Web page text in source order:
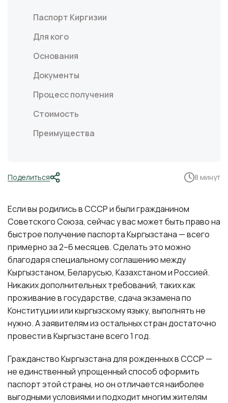
Если вы родились в СССР и были гражданином
Советского Союза, сейчас у вас может быть право на
быстрое получение паспорта Кыргызстана — всего
примерно за 2–6 месяцев. Сделать это можно
благодаря специальному соглашению между
Кыргызстаном, Беларусью, Казахстаном и Россией.
Никаких дополнительных требований, таких как
проживание в государстве, сдача экзамена по
Конституции или кыргызскому языку, выполнять не
нужно. А заявителям из остальных стран достаточно
провести в Кыргызстане всего 1 год.
Гражданство Кыргызстана для рожденных в СССР —
не единственный упрощенный способ оформить
паспорт этой страны, но он отличается наиболее
выгодными условиями и подходит многим жителям
Паспорт Киргизии
Для кого
Основания
Документы
Процесс получения
Стоимость
Преимущества
Поделиться 8 минут